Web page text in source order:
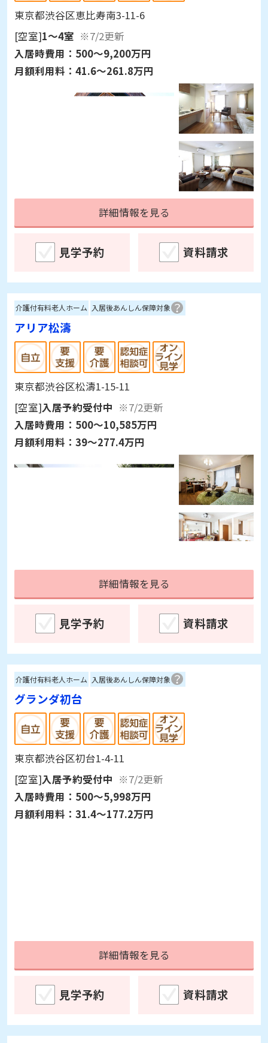
東京都渋谷区恵比寿南3-11-6
[空室]1～4室 ※7/2更新
入居時費用： 500～9,200万円
月額利用料： 41.6～261.8万円
詳細情報を見る
見学予約 資料請求
介護付有料老人ホーム 入居後あんしん保障対象
アリア松濤
東京都渋谷区松濤1-15-11
[空室]入居予約受付中 ※7/2更新
入居時費用： 500～10,585万円
月額利用料： 39～277.4万円
詳細情報を見る
見学予約 資料請求
介護付有料老人ホーム 入居後あんしん保障対象
グランダ初台
東京都渋谷区初台1-4-11
[空室]入居予約受付中 ※7/2更新
入居時費用： 500～5,998万円
月額利用料： 31.4～177.2万円
詳細情報を見る
見学予約 資料請求